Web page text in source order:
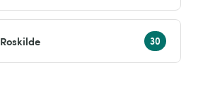
Roskilde